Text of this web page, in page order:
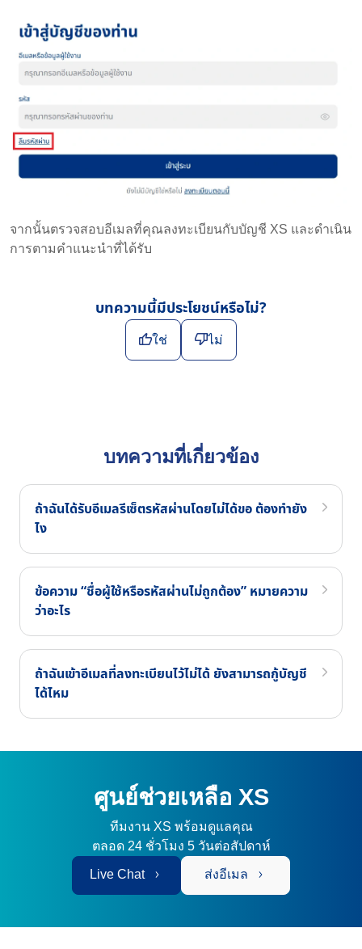
จากนั้นตรวจสอบอีเมลที่คุณลงทะเบียนกับบัญชี XS และดำเนิน
การตามคำแนะนำที่ได้รับ
บทความนี้มีประโยชน์หรือไม่?
ใช่ ไม่
บทความที่เกี่ยวข้อง
ถ้าฉันได้รับอีเมลรีเซ็ตรหัสผ่านโดยไม่ได้ขอ ต้องทำยัง
ไง
ข้อความ “ชื่อผู้ใช้หรือรหัสผ่านไม่ถูกต้อง” หมายความ
ว่าอะไร
ถ้าฉันเข้าอีเมลที่ลงทะเบียนไว้ไม่ได้ ยังสามารถกู้บัญชี
ได้ไหม
ศูนย์ช่วยเหลือ XS
ทีมงาน XS พร้อมดูแลคุณ
ตลอด 24 ชั่วโมง 5 วันต่อสัปดาห์
Live Chat ส่งอีเมล